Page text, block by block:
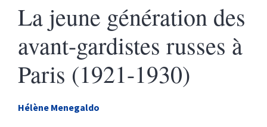
La jeune génération des
avant-gardistes russes à
Paris (1921-1930)
Hélène Menegaldo